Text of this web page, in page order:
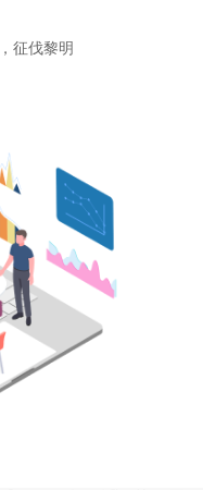
征伐黎明